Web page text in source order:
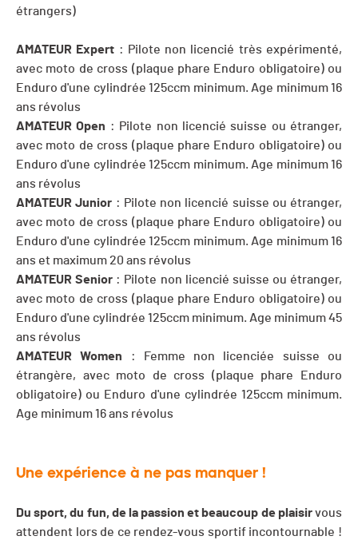
étrangers)
AMATEUR Expert : Pilote non licencié très expérimenté,
avec moto de cross (plaque phare Enduro obligatoire) ou
Enduro d'une cylindrée 125ccm minimum. Age minimum 16
ans révolus
AMATEUR Open : Pilote non licencié suisse ou étranger,
avec moto de cross (plaque phare Enduro obligatoire) ou
Enduro d'une cylindrée 125ccm minimum. Age minimum 16
ans révolus
AMATEUR Junior : Pilote non licencié suisse ou étranger,
avec moto de cross (plaque phare Enduro obligatoire) ou
Enduro d'une cylindrée 125ccm minimum. Age minimum 16
ans et maximum 20 ans révolus
AMATEUR Senior : Pilote non licencié suisse ou étranger,
avec moto de cross (plaque phare Enduro obligatoire) ou
Enduro d'une cylindrée 125ccm minimum. Age minimum 45
ans révolus
AMATEUR Women : Femme non licenciée suisse ou
étrangère, avec moto de cross (plaque phare Enduro
obligatoire) ou Enduro d'une cylindrée 125ccm minimum.
Age minimum 16 ans révolus
Une expérience à ne pas manquer !
Du sport, du fun, de la passion et beaucoup de plaisirvous
attendent lors de ce rendez-vous sportif incontournable !